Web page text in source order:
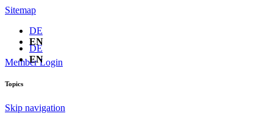
Sitemap
DE
EN
Member Login
DE
EN
Topics
Skip navigation